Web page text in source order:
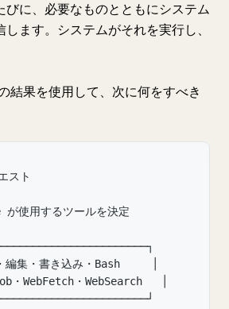
びに、必要なものとともにシステム
ます。システムがそれを実行し、
結果を使用して、次に何をすべき
スト
使用するツールを決定
編集・書き込み・Bash     │
・WebFetch・WebSearch   │